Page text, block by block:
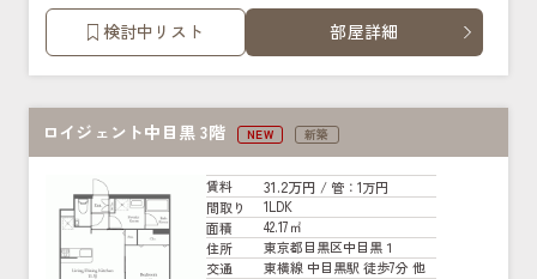
検討中リスト 部屋詳細
ロイジェント中目黒 3階 NEW 新築
賃料 31.2万円 / 管：1万円
間取り
1LDK
面積
42.17㎡
住所
東京都目黒区中目黒１
交通
東横線 中目黒駅 徒歩7分 他